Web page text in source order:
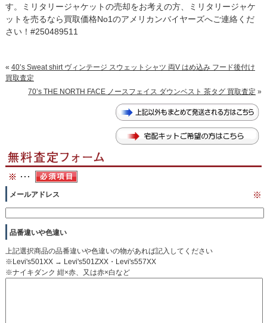
す。ミリタリージャケットの売却をお考えの方、ミリタリージャケ
ットを売るなら買取価格No1のアメリカンバイヤーズへご連絡くだ
さい！#250489511
« 40’s Sweat shirt ヴィンテージ スウェットシャツ 両V はめ込み フード後付け
買取査定
70’s THE NORTH FACE ノースフェイス ダウンベスト 茶タグ 買取査定 »
メールアドレス ※
品番違いや色違い
上記選択商品の品番違いや色違いの物があれば記入してください
※Levi's501XX → Levi's501ZXX・Levi's557XX
※ナイキダンク 紺×赤、又は赤×白など